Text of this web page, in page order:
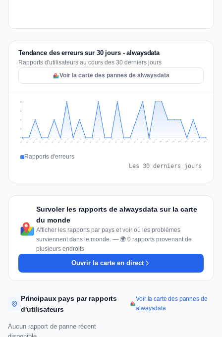
Tendance des erreurs sur 30 jours - alwaysdata
Rapports d'utilisateurs au cours des 30 derniers jours
Voir la carte des pannes de alwaysdata
1
1
2
2
Jul 10 Jul 11 Jul 12 Jul 13 Jul 14 Jul 15 Jul 16 Jul 17 Jul 18 Jul 19 Jul 20 Jul 21 Jul 22 Jul 23 Jul 24 Jul 25 Jul 26 Jul 27 Jul 28 Jul 29 Jul 30 Jul 31 Aug 1 Aug 2 Aug 3 Aug 4 Aug 5 Aug 6 Aug 7 Aug 8
Rapports d'erreurs
Les 30 derniers jours
Survoler les rapports de alwaysdata sur la carte
du monde
Afficher les rapports par pays et voir où les problèmes
surviennent dans le monde. — 🌍 0 rapports provenant de
plusieurs endroits
Ouvrir la carte en direct
Principaux pays par rapports
d'utilisateurs
Voir la carte des pannes de
alwaysdata
Aucun rapport de panne récent